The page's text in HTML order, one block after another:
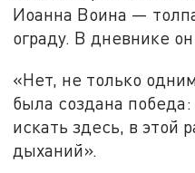
Иоанна Воина —
ограду. В дневнике
«Нет, не только
была создана
искать здесь, в этой
дыханий».